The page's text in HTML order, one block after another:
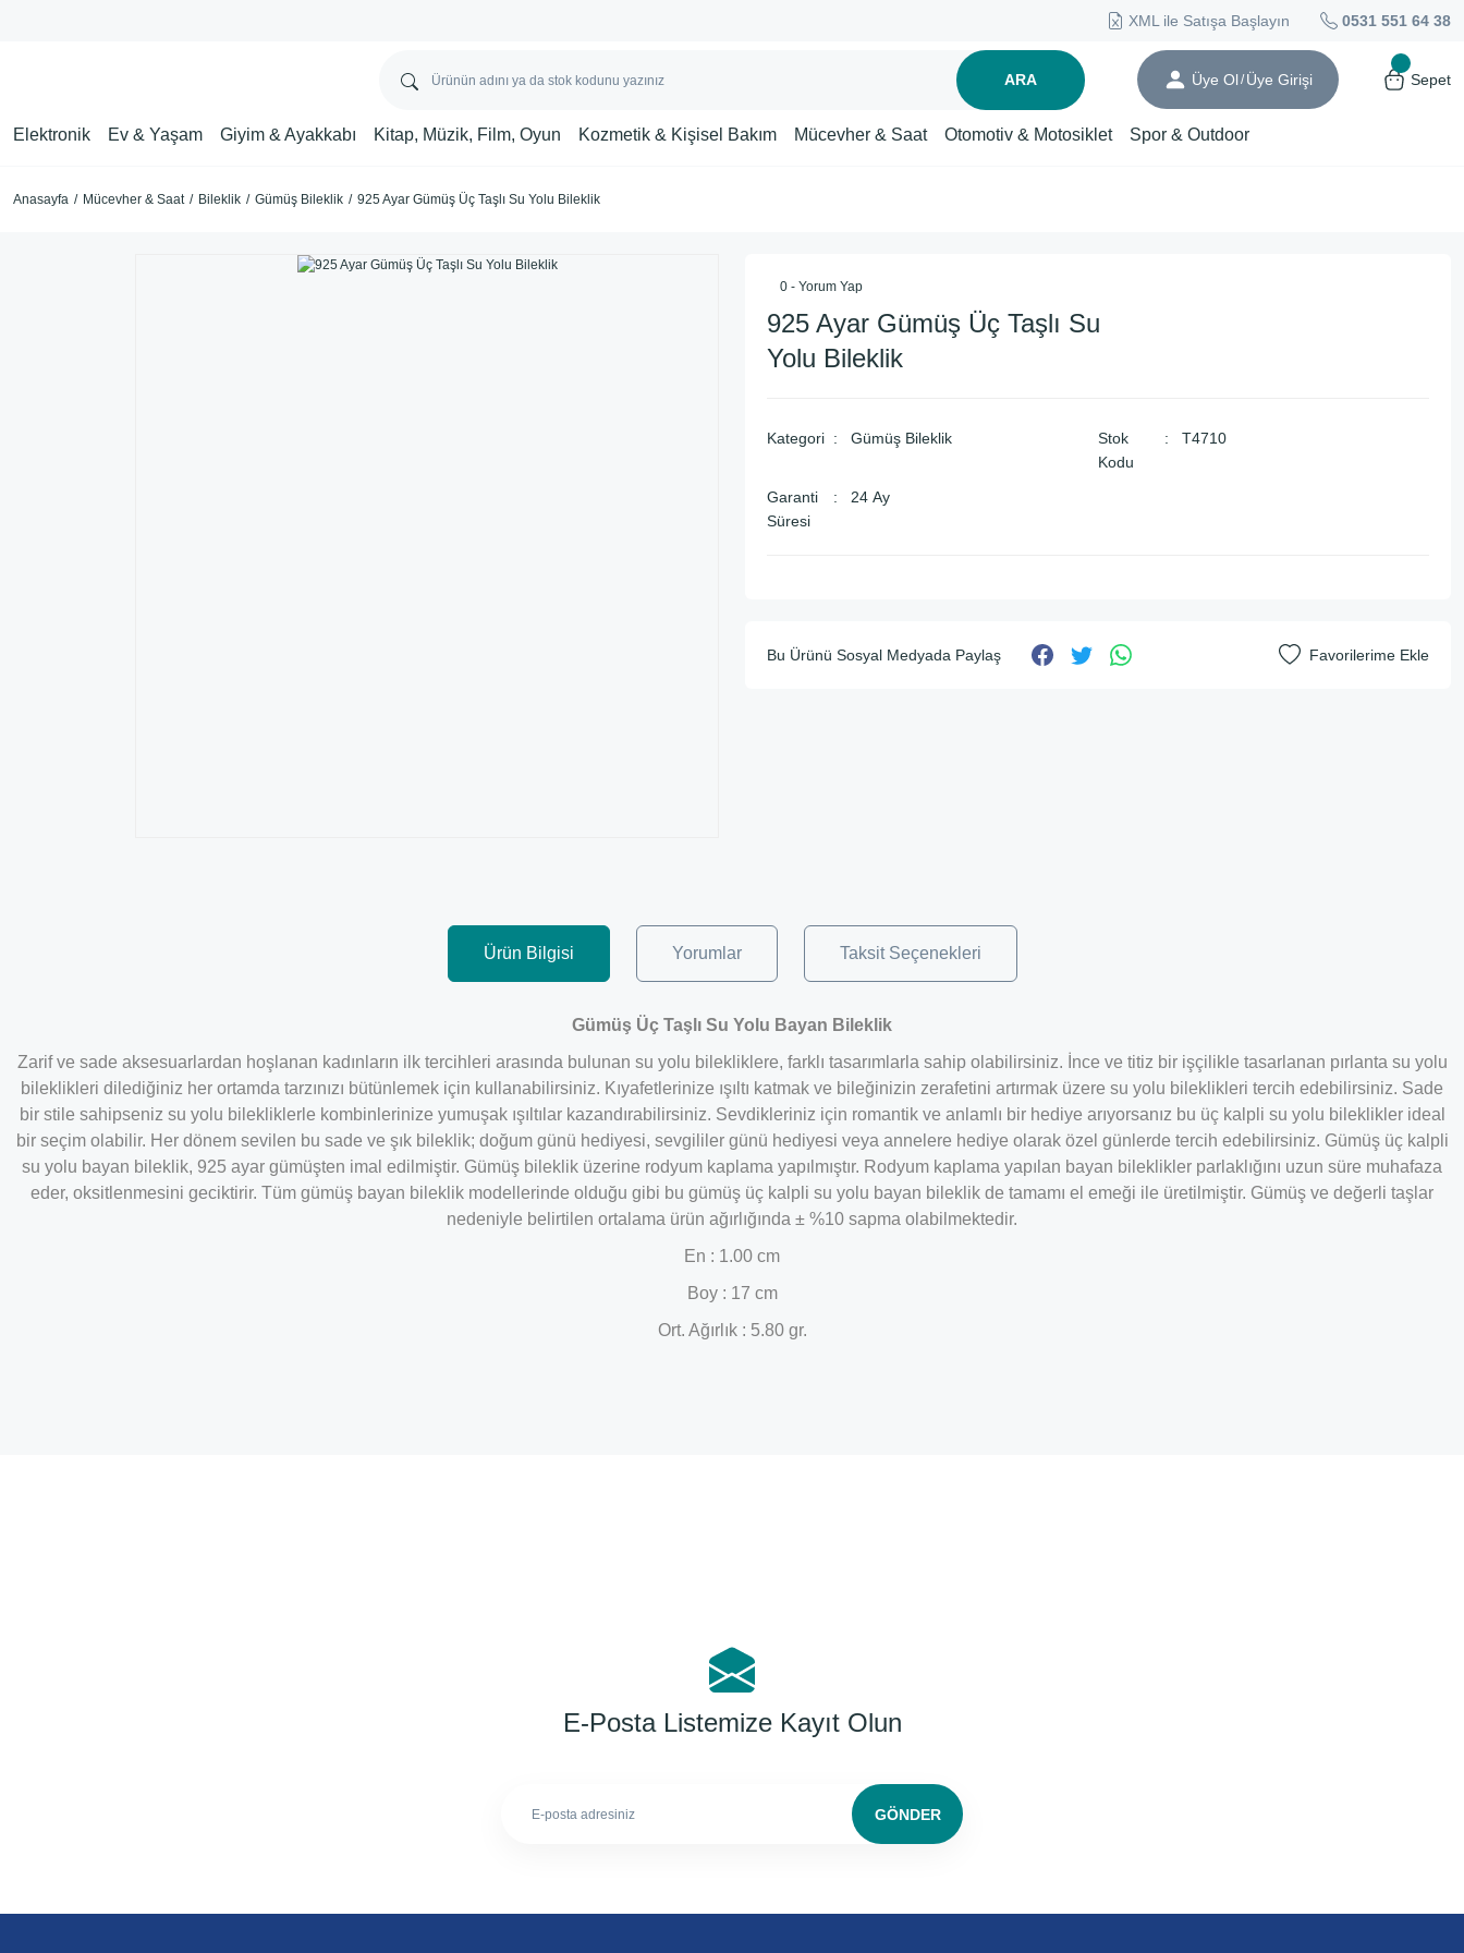
XML ile Satışa Başlayın 0531 551 64 38
ARA Üye Ol/ Üye Girişi Sepet
Elektronik Ev & Yaşam Giyim & Ayakkabı Kitap, Müzik, Film, Oyun Kozmetik & Kişisel Bakım Mücevher & Saat Otomotiv & Motosiklet Spor & Outdoor
Anasayfa Mücevher & Saat Bileklik Gümüş Bileklik 925 Ayar Gümüş Üç Taşlı Su Yolu Bileklik
0 - Yorum Yap
925 Ayar Gümüş Üç Taşlı Su
Yolu Bileklik
Kategori Gümüş Bileklik
Stok
Kodu
T4710
Garanti
Süresi
24 Ay
Bu Ürünü Sosyal Medyada Paylaş
Ürün Bilgisi Yorumlar Taksit Seçenekleri
Gümüş Üç Taşlı Su Yolu Bayan Bileklik
Zarif ve sade aksesuarlardan hoşlanan kadınların ilk tercihleri arasında bulunan su yolu bilekliklere, farklı tasarımlarla sahip olabilirsiniz. İnce ve titiz bir işçilikle tasarlanan pırlanta su yolu
bileklikleri dilediğiniz her ortamda tarzınızı bütünlemek için kullanabilirsiniz. Kıyafetlerinize ışıltı katmak ve bileğinizin zerafetini artırmak üzere su yolu bileklikleri tercih edebilirsiniz. Sade
bir stile sahipseniz su yolu bilekliklerle kombinlerinize yumuşak ışıltılar kazandırabilirsiniz. Sevdikleriniz için romantik ve anlamlı bir hediye arıyorsanız bu üç kalpli su yolu bileklikler ideal
bir seçim olabilir. Her dönem sevilen bu sade ve şık bileklik; doğum günü hediyesi, sevgililer günü hediyesi veya annelere hediye olarak özel günlerde tercih edebilirsiniz. Gümüş üç kalpli
su yolu bayan bileklik, 925 ayar gümüşten imal edilmiştir. Gümüş bileklik üzerine rodyum kaplama yapılmıştır. Rodyum kaplama yapılan bayan bileklikler parlaklığını uzun süre muhafaza
eder, oksitlenmesini geciktirir. Tüm gümüş bayan bileklik modellerinde olduğu gibi bu gümüş üç kalpli su yolu bayan bileklik de tamamı el emeği ile üretilmiştir. Gümüş ve değerli taşlar
nedeniyle belirtilen ortalama ürün ağırlığında ± %10 sapma olabilmektedir.
En : 1.00 cm
Boy : 17 cm
Ort. Ağırlık : 5.80 gr.
E-Posta Listemize Kayıt Olun
GÖNDER